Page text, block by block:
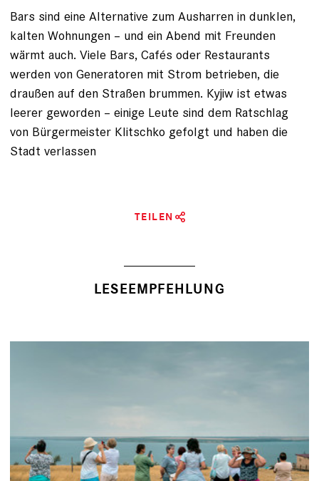
Bars sind eine Alternative zum Ausharren in dunklen,
kalten Wohnungen – und ein Abend mit Freunden
wärmt auch. Viele Bars, Cafés oder Restaurants
werden von Generatoren mit Strom betrieben, die
draußen auf den Straßen brummen. Kyjiw ist etwas
leerer geworden – einige Leute sind dem Ratschlag
von Bürgermeister Klitschko gefolgt und haben die
Stadt verlassen
TEILEN
LESEEMPFEHLUNG